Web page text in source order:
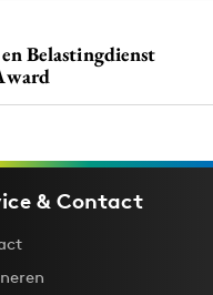
Belastingdienst
& Contact